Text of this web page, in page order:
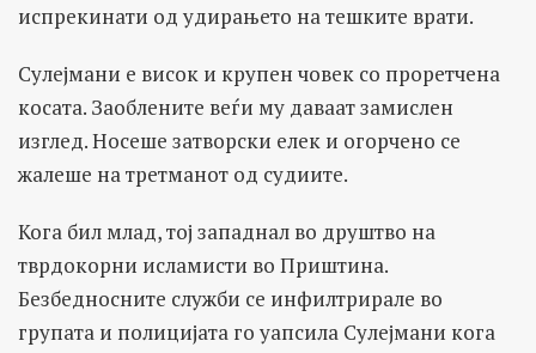
испрекинати од удирањето на тешките врати.
Сулејмани е висок и крупен човек со проретчена
косата. Заоблените веѓи му даваат замислен
изглед. Носеше затворски елек и огорчено се
жалеше на третманот од судиите.
Кога бил млад, тој западнал во друштво на
тврдокорни исламисти во Приштина.
Безбедносните служби се инфилтрирале во
групата и полицијата го уапсила Сулејмани кога